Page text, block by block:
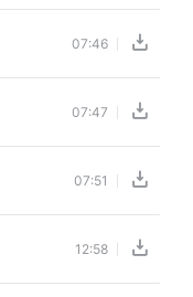
07:46
07:47
07:51
12:58